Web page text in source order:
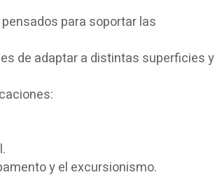
para soportar las
de adaptar a distintas superficies y
y el excursionismo.